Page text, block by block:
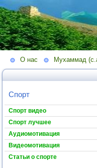
О нас Мухаммад
Спорт
Спорт видео
Спорт лучшее
Аудиомотивация
Видеомотивация
Статьи о спорте